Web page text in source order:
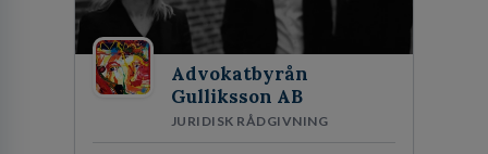
Advokatbyrån
Gulliksson AB
JURIDISK RÅDGIVNING